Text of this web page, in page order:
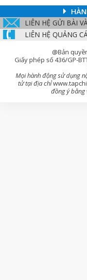
LIÊN HỆ GỬI BÀI
LIÊN HỆ QUẢNG
@Bản
Giấy phép số 436/GP-
Mọi hành động sử dụng
tử tại địa chỉ
đồng ý bằng